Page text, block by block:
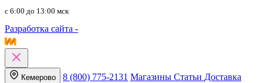
c 6:00 до 13:00 мск
Разработка сайта -
Кемерово 8 (800) 775-2131 Магазины Статьи Доставка